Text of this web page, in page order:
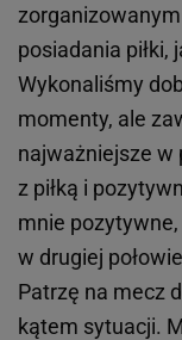
posiadania piłki,
Wykonaliśmy
momenty, ale
najważniejsze w
z piłką i
mnie pozytywne,
w drugiej
Patrzę na mecz
kątem sytuacji.